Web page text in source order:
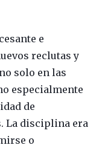
e
reclutas y
solo en las
especialmente
de
La disciplina era
o